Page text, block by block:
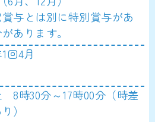
与とは別に特別賞与があ
あります。
回4月
8時30分～17時00分（時差
）